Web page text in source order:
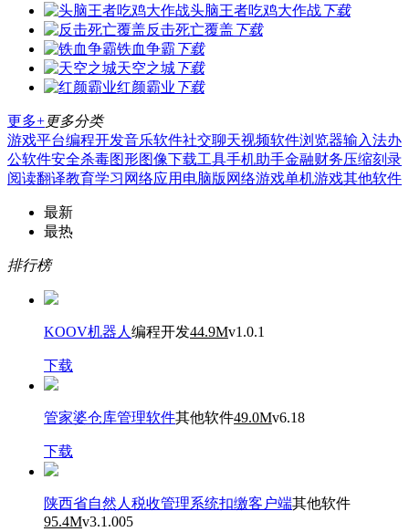
头脑王者吃鸡大作战下载
反击死亡覆盖 下载
铁血争霸 下载
天空之城下载
红颜霸业 下载
更多+更多分类
游戏平台编程开发音乐软件社交聊天视频软件浏览器输入法办
公软件安全杀毒图形图像下载工具手机助手金融财务压缩刻录
阅读翻译教育学习 网络应用 电脑版 网络游戏单机游戏其他软件
最新
最热
排行榜
KOOV机器人 编程开发44.9Mv1.0.1
下载
管家婆仓库管理软件其他软件49.0Mv6.18
下载
陕西省自然人税收管理系统扣缴客户端其他软件
95.4Mv3.1.005